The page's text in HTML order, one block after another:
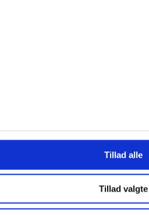
Tillad alle
Tillad valgte